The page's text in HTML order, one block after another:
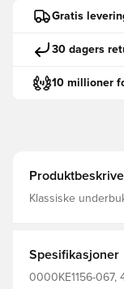
Gratis
30 dagers
10 millioner
Klassiske
92% resirkulerbar
Spesifikasjoner
0000KE1156-067,